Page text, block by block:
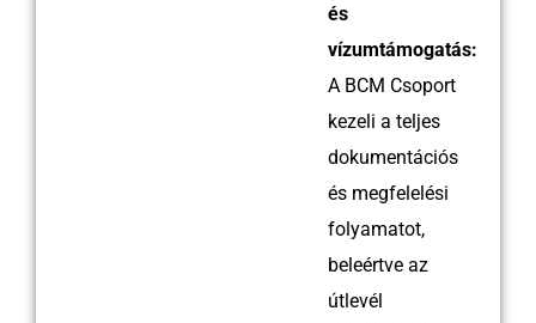
és
vízumtámogatás:
A BCM Csoport
kezeli a teljes
dokumentációs
és megfelelési
folyamatot,
beleértve az
útlevél